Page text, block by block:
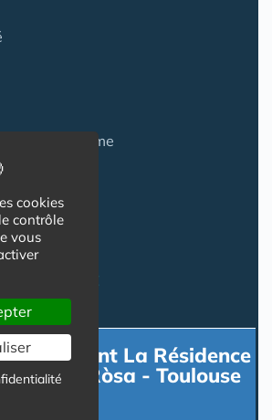
- Smart Home
Logement
La Résidence
Pèira Ròsa - Toulouse
cookies
contrôle
vous